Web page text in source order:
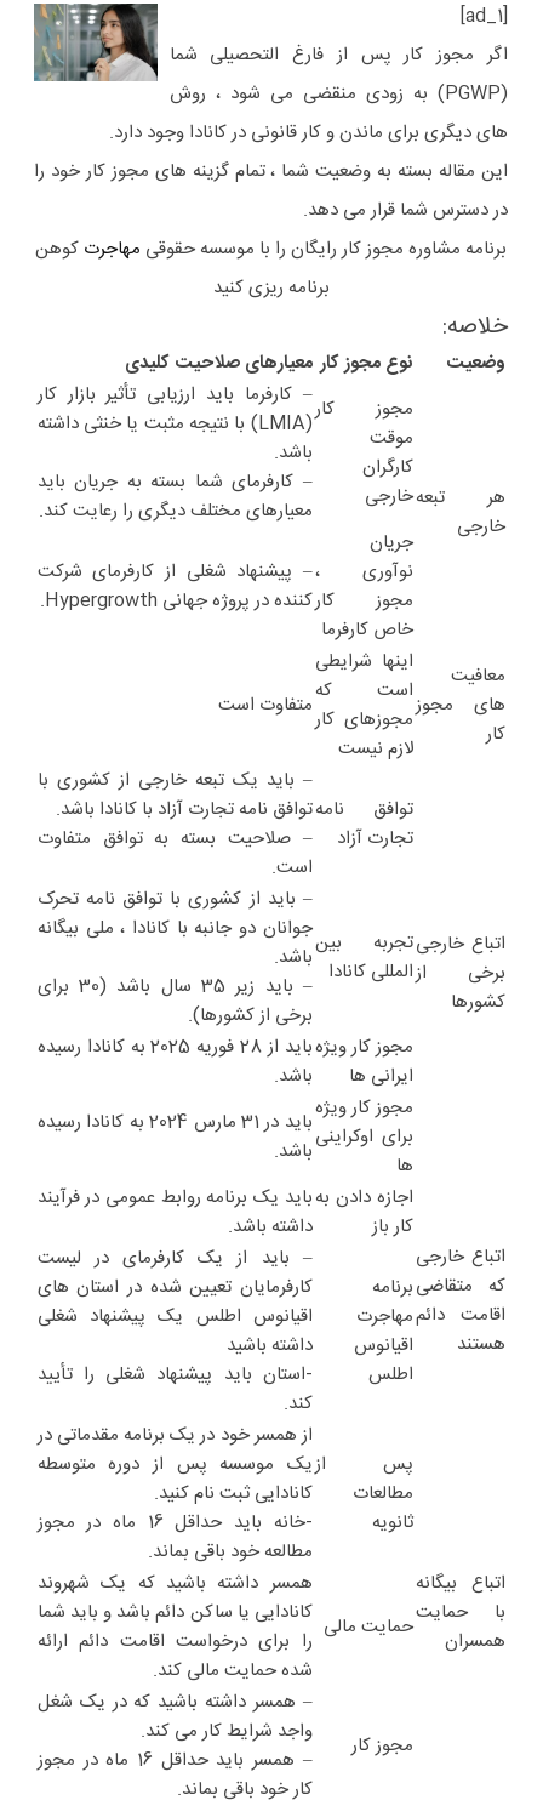
[ad_1]
اگر مجوز کار پس از فارغ التحصیلی شما
(PGWP) به زودی منقضی می شود ، روش
های دیگری برای ماندن و کار قانونی در کانادا وجود دارد.
این مقاله بسته به وضعیت شما ، تمام گزینه های مجوز کار خود را
در دسترس شما قرار می دهد.
برنامه مشاوره مجوز کار رایگان را با موسسه حقوقی مهاجرت کوهن
برنامه ریزی کنید
خلاصه:
وضعیت نوع مجوز کار معیارهای صلاحیت کلیدی
هر تبعه
خارجی
مجوز کار
موقت
کارگران
خارجی
– کارفرما باید ارزیابی تأثیر بازار کار
(LMIA) با نتیجه مثبت یا خنثی داشته
باشد.
– کارفرمای شما بسته به جریان باید
معیارهای مختلف دیگری را رعایت کند.
جریان
نوآوری ،
مجوز کار
خاص کارفرما
– پیشنهاد شغلی از کارفرمای شرکت
کننده در پروژه جهانی Hypergrowth.
معافیت
های مجوز
کار
اینها شرایطی
است که
مجوزهای کار
لازم نیست
متفاوت است
اتباع خارجی
برخی از
کشورها
توافق نامه
تجارت آزاد
– باید یک تبعه خارجی از کشوری با
توافق نامه تجارت آزاد با کانادا باشد.
– صلاحیت بسته به توافق متفاوت
است.
تجربه بین
المللی کانادا
– باید از کشوری با توافق نامه تحرک
جوانان دو جانبه با کانادا ، ملی بیگانه
باشد.
– باید زیر 35 سال باشد (30 برای
برخی از کشورها).
مجوز کار ویژه
ایرانی ها
باید از 28 فوریه 2025 به کانادا رسیده
باشد.
مجوز کار ویژه
برای اوکراینی
ها
باید در 31 مارس 2024 به کانادا رسیده
باشد.
اتباع خارجی
که متقاضی
اقامت دائم
هستند
اجازه دادن به
کار باز
باید یک برنامه روابط عمومی در فرآیند
داشته باشد.
برنامه
مهاجرت
اقیانوس
اطلس
– باید از یک کارفرمای در لیست
کارفرمایان تعیین شده در استان های
اقیانوس اطلس یک پیشنهاد شغلی
داشته باشید
-استان باید پیشنهاد شغلی را تأیید
کند.
اتباع بیگانه
با حمایت
همسران
پس از
مطالعات
ثانویه
از همسر خود در یک برنامه مقدماتی در
یک موسسه پس از دوره متوسطه
کانادایی ثبت نام کنید.
-خانه باید حداقل 16 ماه در مجوز
مطالعه خود باقی بماند.
حمایت مالی
همسر داشته باشید که یک شهروند
کانادایی یا ساکن دائم باشد و باید شما
را برای درخواست اقامت دائم ارائه
شده حمایت مالی کند.
مجوز کار
– همسر داشته باشید که در یک شغل
واجد شرایط کار می کند.
– همسر باید حداقل 16 ماه در مجوز
کار خود باقی بماند.